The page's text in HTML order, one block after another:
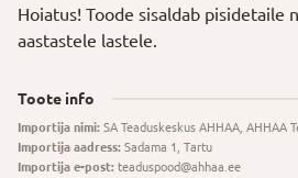
Hoiatus! Toode sisaldab pisidetaile
aastastele lastele.
Toote info
Importija nimi: SA Teaduskeskus AHHAA, AHHAA
Importija aadress: Sadama 1, Tartu
Importija e-post: teaduspood@ahhaa.ee